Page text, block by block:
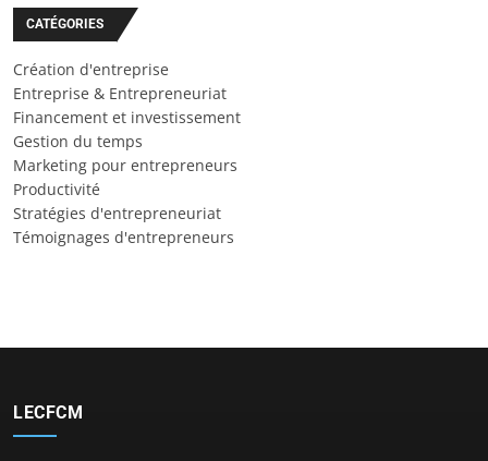
CATÉGORIES
Création d'entreprise
Entreprise & Entrepreneuriat
Financement et investissement
Gestion du temps
Marketing pour entrepreneurs
Productivité
Stratégies d'entrepreneuriat
Témoignages d'entrepreneurs
LECFCM